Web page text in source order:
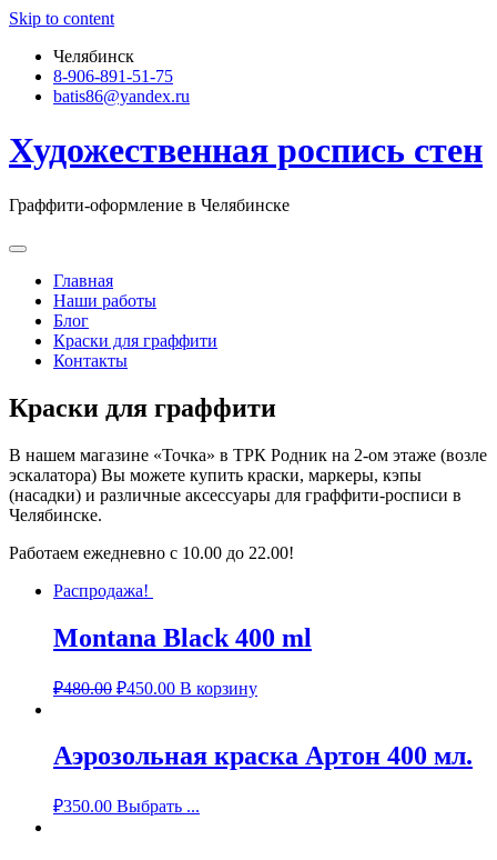
Skip to content
Челябинск
8-906-891-51-75
batis86@yandex.ru
Художественная роспись стен
Граффити-оформление в Челябинске
Главная
Наши работы
Блог
Краски для граффити
Контакты
Краски для граффити
В нашем магазине «Точка» в ТРК Родник на 2-ом этаже (возле
эскалатора) Вы можете купить краски, маркеры, кэпы
(насадки) и различные аксессуары для граффити-росписи в
Челябинске.
Работаем ежедневно с 10.00 до 22.00!
Распродажа!
Montana Black 400 ml
₽480.00 ₽450.00 В корзину
Аэрозольная краска Артон 400 мл.
₽350.00 Выбрать ...